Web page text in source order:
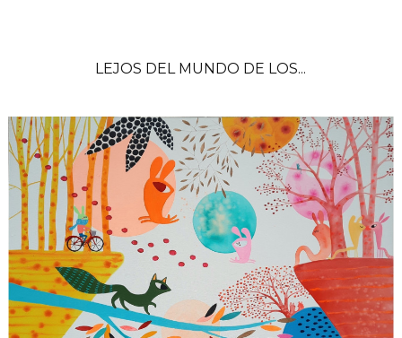
LEJOS DEL MUNDO DE LOS...